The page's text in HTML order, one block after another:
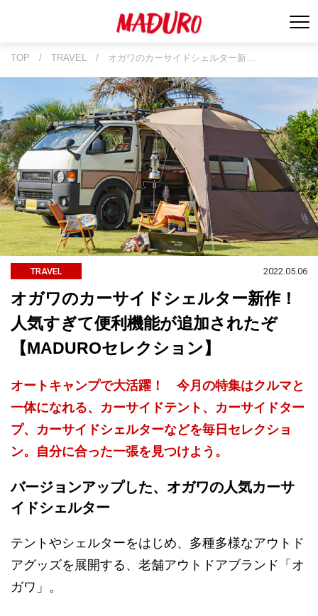
TOP / TRAVEL / オガワのカーサイドシェルター新…
TRAVEL 2022.05.06
オガワのカーサイドシェルター新作！
人気すぎて便利機能が追加されたぞ
【MADUROセレクション】
オートキャンプで大活躍！ 今月の特集はクルマと
一体になれる、カーサイドテント、カーサイドター
プ、カーサイドシェルターなどを毎日セレクショ
ン。自分に合った一張を見つけよう。
バージョンアップした、オガワの人気カーサ
イドシェルター
テントやシェルターをはじめ、多種多様なアウトド
アグッズを展開する、老舗アウトドアブランド「オ
ガワ」。